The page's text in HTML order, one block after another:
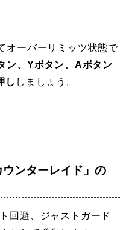
オーバーリミッツ状態で
ン、Yボタン、Aボタン
し しましょう。
ンターレイド」の
回避、ジャストガード